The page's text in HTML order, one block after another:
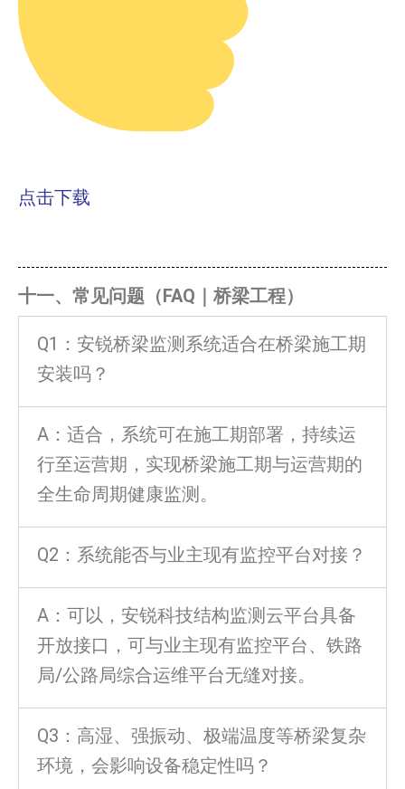
点击下载
十一、常见问题（FAQ｜桥梁工程）
Q1：安锐桥梁监测系统适合在桥梁施工期
安装吗？
A：适合，系统可在施工期部署，持续运
行至运营期，实现桥梁施工期与运营期的
全生命周期健康监测。
Q2：系统能否与业主现有监控平台对接？
A：可以，安锐科技结构监测云平台具备
开放接口，可与业主现有监控平台、铁路
局/公路局综合运维平台无缝对接。
Q3：高湿、强振动、极端温度等桥梁复杂
环境，会影响设备稳定性吗？